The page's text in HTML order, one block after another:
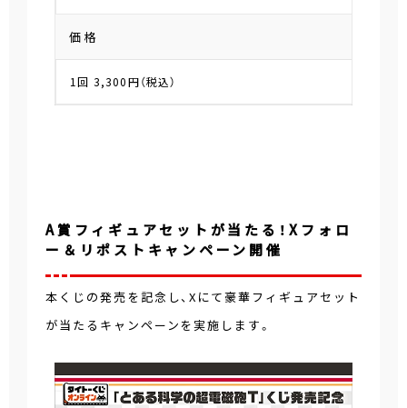
価格
1回 3,300円（税込）
A賞フィギュアセットが当たる！Xフォロ
ー＆リポストキャンペーン開催
本くじの発売を記念し、Xにて豪華フィギュアセット
が当たるキャンペーンを実施します。